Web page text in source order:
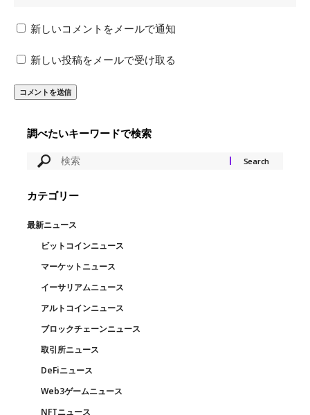
新しいコメントをメールで通知
新しい投稿をメールで受け取る
調べたいキーワードで検索
カテゴリー
最新ニュース
ビットコインニュース
マーケットニュース
イーサリアムニュース
アルトコインニュース
ブロックチェーンニュース
取引所ニュース
DeFiニュース
Web3ゲームニュース
NFTニュース